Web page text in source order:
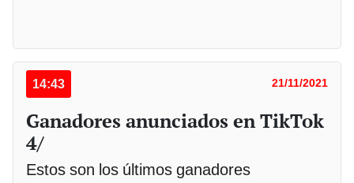
14:43 21/11/2021
Ganadores anunciados en TikTok
4/
Estos son los últimos ganadores